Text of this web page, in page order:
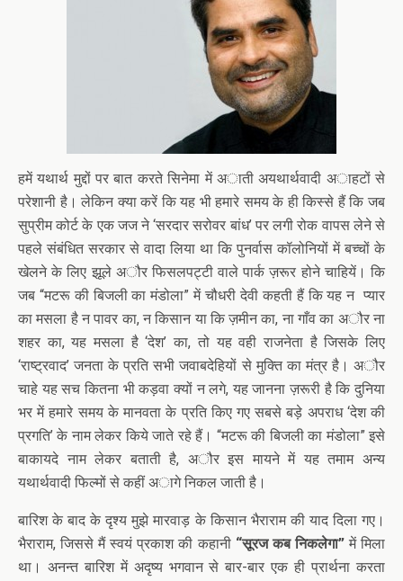
हमें यथार्थ मुद्दों पर बात करते सिनेमा में अाती अयथार्थवादी अाहटों से
परेशानी है। लेकिन क्या करें कि यह भी हमारे समय के ही किस्से हैं कि जब
सुप्रीम कोर्ट के एक जज ने ‘सरदार सरोवर बांध’ पर लगी रोक वापस लेने से
पहले संबंधित सरकार से वादा लिया था कि पुनर्वास कॉलोनियों में बच्चों के
खेलने के लिए झूले अौर फिसलपट्टी वाले पार्क ज़रूर होने चाहियें। कि
जब “मटरू की बिजली का मंडोला” में चौधरी देवी कहती हैं कि यह न प्यार
का मसला है न पावर का, न किसान या कि ज़मीन का, ना गाँव का अौर ना
शहर का, यह मसला है ‘देश’ का, तो यह वही राजनेता है जिसके लिए
‘राष्ट्रवाद’ जनता के प्रति सभी जवाबदेहियों से मुक्ति का मंत्र है। अौर
चाहे यह सच कितना भी कड़वा क्यों न लगे, यह जानना ज़रूरी है कि दुनिया
भर में हमारे समय के मानवता के प्रति किए गए सबसे बड़े अपराध ‘देश की
प्रगति’ के नाम लेकर किये जाते रहे हैं। “मटरू की बिजली का मंडोला” इसे
बाकायदे नाम लेकर बताती है, अौर इस मायने में यह तमाम अन्य
यथार्थवादी फिल्मों से कहीं अागे निकल जाती है।
बारिश के बाद के दृश्य मुझे मारवाड़ के किसान भैराराम की याद दिला गए।
भैराराम, जिससे मैं स्वयं प्रकाश की कहानी “सूरज कब निकलेगा”में मिला
था। अनन्त बारिश में अदृष्य भगवान से बार-बार एक ही प्रार्थना करता